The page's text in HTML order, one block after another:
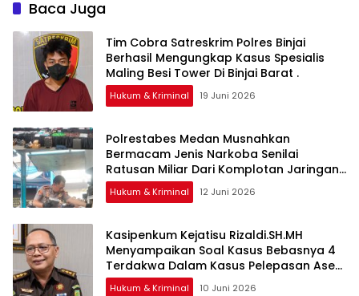
Baca Juga
Tim Cobra Satreskrim Polres Binjai
Berhasil Mengungkap Kasus Spesialis
Maling Besi Tower Di Binjai Barat .
Hukum & Kriminal 19 Juni 2026
Polrestabes Medan Musnahkan
Bermacam Jenis Narkoba Senilai
Ratusan Miliar Dari Komplotan Jaringan
Internasional
Hukum & Kriminal 12 Juni 2026
Kasipenkum Kejatisu Rizaldi.SH.MH
Menyampaikan Soal Kasus Bebasnya 4
Terdakwa Dalam Kasus Pelepasan Aset
Perkebunan PTPN ll JPU, Akan Banding
Hukum & Kriminal 10 Juni 2026